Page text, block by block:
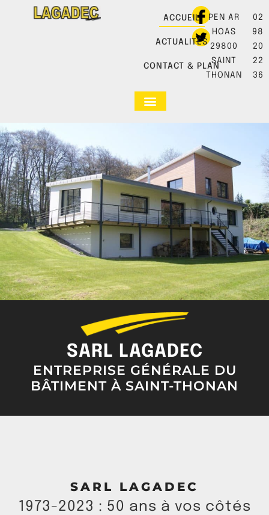
ACCUEIL
ACTUALITÉS
CONTACT & PLAN
PEN AR
HOAS
29800
SAINT
THONAN
02
98
20
22
36
SARL LAGADEC
ENTREPRISE GÉNÉRALE DU
BÂTIMENT À SAINT-THONAN
SARL LAGADEC
1973-2023 : 50 ans à vos côtés